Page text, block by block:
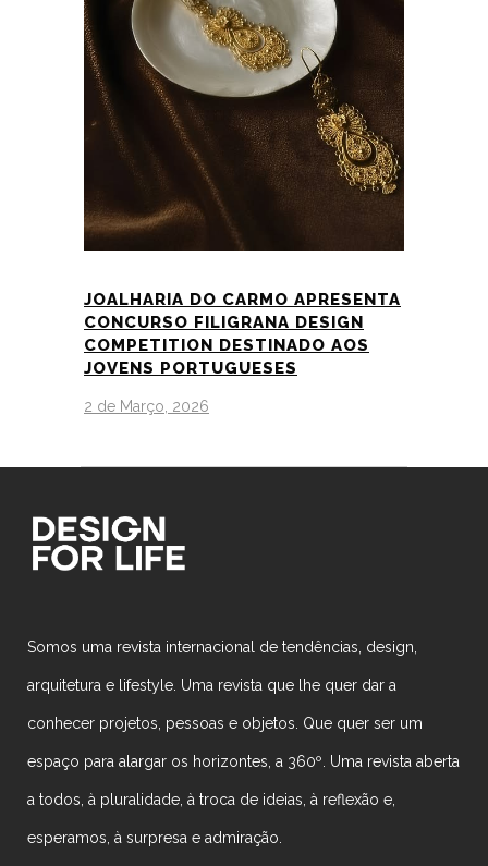
JOALHARIA DO CARMO APRESENTA
CONCURSO FILIGRANA DESIGN
COMPETITION DESTINADO AOS
JOVENS PORTUGUESES
2 de Março, 2026
Somos uma revista internacional de tendências, design,
arquitetura e lifestyle. Uma revista que lhe quer dar a
conhecer projetos, pessoas e objetos. Que quer ser um
espaço para alargar os horizontes, a 360º. Uma revista aberta
a todos, à pluralidade, à troca de ideias, à reflexão e,
esperamos, à surpresa e admiração.